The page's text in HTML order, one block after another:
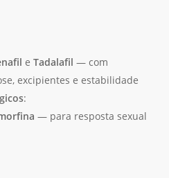
e Tadalafil — com
excipientes e estabilidade
:
— para resposta sexual